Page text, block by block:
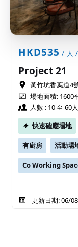
HKD535 / 人
Project 21
黃竹坑香葉道4
場地面積: 1600
人數 : 10 至 60人
快速確應場地
有廚房 活動場
Co Working
更新日期: 06/